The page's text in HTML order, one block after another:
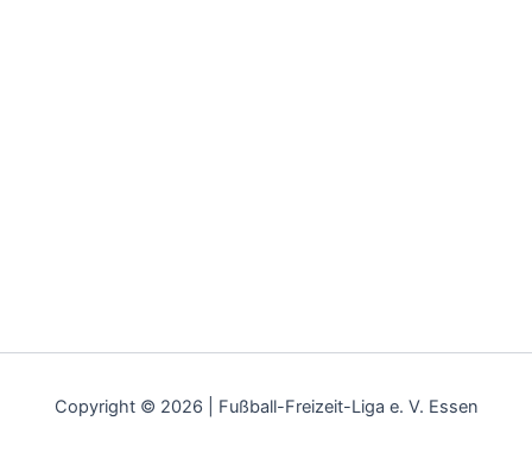
Copyright © 2026 | Fußball-Freizeit-Liga e. V. Essen